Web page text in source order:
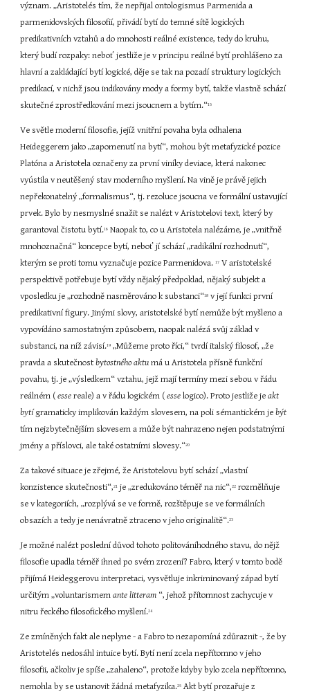
význam. „Aristotelés tím, že nepřijal ontologismus Parmenida a
parmenidovských filosofií, přivádí bytí do temné sítě logických
predikativních vztahů a do mnohosti reálné existence, tedy do kruhu,
který budí rozpaky: neboť jestliže je v principu reálné bytí prohlášeno za
hlavní a zakládající bytí logické, děje se tak na pozadí struktury logických
predikací, v nichž jsou indikovány mody a formy bytí, takže vlastně schází
skutečné zprostředkování mezi jsoucnem a bytím.“15
Ve světle moderní filosofie, jejíž vnitřní povaha byla odhalena
Heideggerem jako „zapomenutí na bytí“, mohou být metafyzické pozice
Platóna a Aristotela označeny za první viníky deviace, která nakonec
vyústila v neutěšený stav moderního myšlení. Na vině je právě jejich
nepřekonatelný „formalismus“, tj. rezoluce jsoucna ve formální ustavující
prvek. Bylo by nesmyslné snažit se nalézt v Aristotelovi text, který by
garantoval čistotu bytí.16 Naopak to, co u Aristotela nalézáme, je „vnitřně
mnohoznačná“ koncepce bytí, neboť jí schází „radikální rozhodnutí“,
kterým se proti tomu vyznačuje pozice Parmenidova. 17 V aristotelské
perspektivě potřebuje bytí vždy nějaký předpoklad, nějaký subjekt a
vposledku je „rozhodně nasměrováno k substanci“18 v její funkci první
predikativní figury. Jinými slovy, aristotelské bytí nemůže být myšleno a
vypovídáno samostatným způsobem, naopak nalézá svůj základ v
substanci, na níž závisí.19 „Můžeme proto říci,“ tvrdí italský filosof, „že
pravda a skutečnost bytostného aktu má u Aristotela přísně funkční
povahu, tj. je „výsledkem“ vztahu, jejž mají termíny mezi sebou v řádu
reálném ( esse reale) a v řádu logickém ( esse logico). Proto jestliže je akt
bytí gramaticky implikován každým slovesem, na poli sémantickém je
tím nejzbytečnějším slovesem a může být nahrazeno nejen podstatnými
jmény a příslovci, ale také ostatními slovesy.“20
Za takové situace je zřejmé, že Aristotelovu bytí schází „vlastní
konzistence skutečnosti“,21 je „zredukováno téměř na nic“,22 rozmělňuje
se v kategoriích, „rozplývá se ve formě, rozštěpuje se ve formálních
obsazích a tedy je nenávratně ztraceno v jeho originalitě“.23
Je možné nalézt poslední důvod tohoto politováníhodného stavu, do nějž
filosofie upadla téměř ihned po svém zrození? Fabro, který v tomto bodě
přijímá Heideggerovu interpretaci, vysvětluje inkriminovaný západ bytí
určitým „voluntarismem ante litteram “, jehož přítomnost zachycuje v
nitru řeckého filosofického myšlení.24
Ze zmíněných fakt ale neplyne - a Fabro to nezapomíná zdůraznit -, že by
Aristotelés nedosáhl intuice bytí. Bytí není zcela nepřítomno v jeho
filosofii, ačkoliv je spíše „zahaleno“, protože kdyby bylo zcela nepřítomno,
nemohla by se ustanovit žádná metafyzika.25 Akt bytí prozařuje z